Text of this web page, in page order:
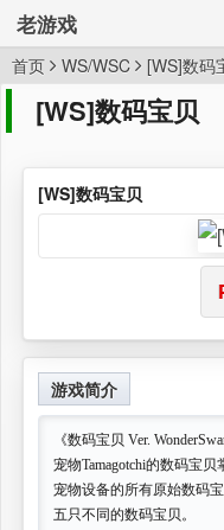
老游戏
首页 WS/WSC [WS]数码
[WS]数码宝贝
[WS]数码宝贝
游戏简介
《数码宝贝 Ver.
宠物Tamagotchi的数码宝
宠物设备的所有原始数码
五只不同的数码宝贝。